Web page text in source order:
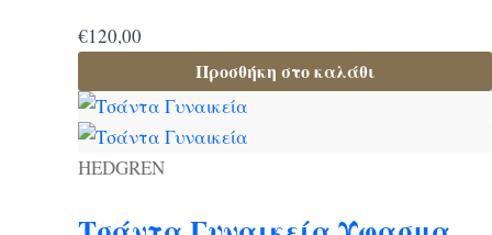
€120,00
Προσθήκη στο καλάθι
HEDGREN